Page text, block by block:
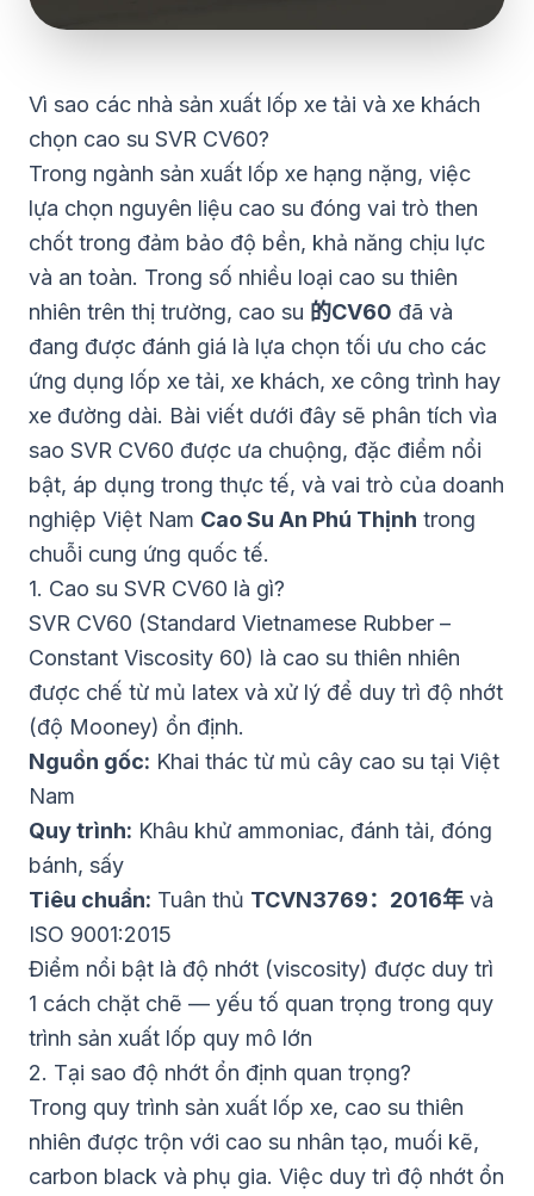
Vì sao các nhà sản xuất lốp xe tải và xe khách
chọn cao su SVR CV60?
Trong ngành sản xuất lốp xe hạng nặng, việc
lựa chọn nguyên liệu cao su đóng vai trò then
chốt trong đảm bảo độ bền, khả năng chịu lực
và an toàn. Trong số nhiều loại cao su thiên
nhiên trên thị trường, cao su 的CV60 đã và
đang được đánh giá là lựa chọn tối ưu cho các
ứng dụng lốp xe tải, xe khách, xe công trình hay
xe đường dài. Bài viết dưới đây sẽ phân tích vìa
sao SVR CV60 được ưa chuộng, đặc điểm nổi
bật, áp dụng trong thực tế, và vai trò của doanh
nghiệp Việt Nam Cao Su An Phú Thịnh trong
chuỗi cung ứng quốc tế.
1. Cao su SVR CV60 là gì?
SVR CV60 (Standard Vietnamese Rubber –
Constant Viscosity 60) là cao su thiên nhiên
được chế từ mủ latex và xử lý để duy trì độ nhớt
(độ Mooney) ổn định.
Nguồn gốc: Khai thác từ mủ cây cao su tại Việt
Nam
Quy trình: Khâu khử ammoniac, đánh tải, đóng
bánh, sấy
Tiêu chuẩn: Tuân thủ TCVN3769：2016年 và
ISO 9001:2015
Điểm nổi bật là độ nhớt (viscosity) được duy trì
1 cách chặt chẽ — yếu tố quan trọng trong quy
trình sản xuất lốp quy mô lớn
2. Tại sao độ nhớt ổn định quan trọng?
Trong quy trình sản xuất lốp xe, cao su thiên
nhiên được trộn với cao su nhân tạo, muối kẽ,
carbon black và phụ gia. Việc duy trì độ nhớt ổn